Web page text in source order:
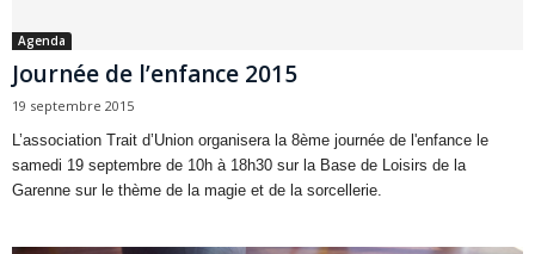
Agenda
Journée de l’enfance 2015
19 septembre 2015
L’association Trait d’Union organisera la 8ème journée de l'enfance le
samedi 19 septembre de 10h à 18h30 sur la Base de Loisirs de la
Garenne sur le thème de la magie et de la sorcellerie.